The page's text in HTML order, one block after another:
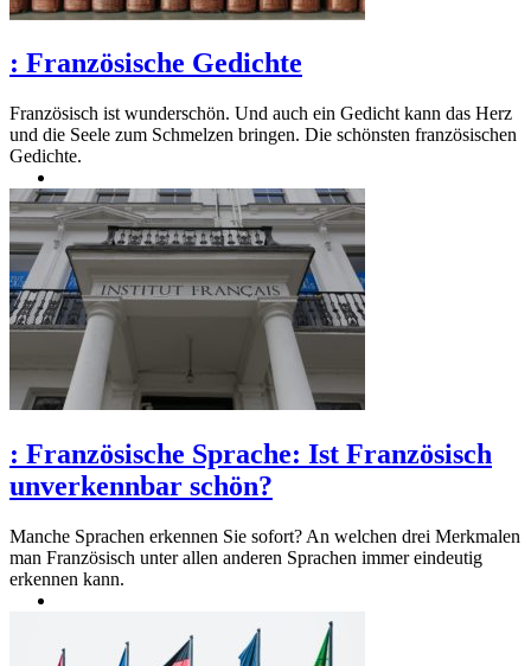
: Französische Gedichte
Französisch ist wunderschön. Und auch ein Gedicht kann das Herz
und die Seele zum Schmelzen bringen. Die schönsten französischen
Gedichte.
: Französische Sprache: Ist Französisch
unverkennbar schön?
Manche Sprachen erkennen Sie sofort? An welchen drei Merkmalen
man Französisch unter allen anderen Sprachen immer eindeutig
erkennen kann.